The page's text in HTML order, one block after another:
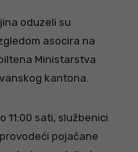
oduzeli su
asocira na
Ministarstva
kantona.
11:00 sati, službenici
pojačane